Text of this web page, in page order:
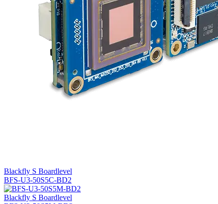
Blackfly S Boardlevel
BFS-U3-50S5C-BD2
Blackfly S Boardlevel